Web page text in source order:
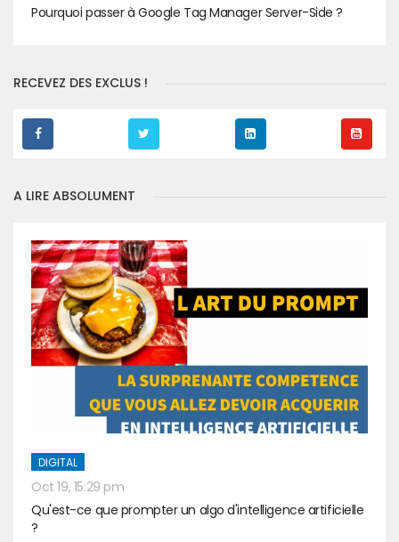
Pourquoi passer à Google Tag Manager Server-Side ?
RECEVEZ DES EXCLUS !
A LIRE ABSOLUMENT
DIGITAL
Oct 19, 15:29 pm
Qu'est-ce que prompter un algo d'intelligence artificielle
?